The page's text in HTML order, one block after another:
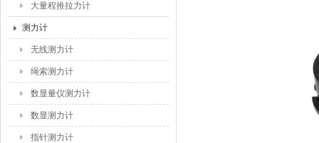
大量程推拉力计
测力计
无线测力计
绳索测力计
数显量仪测力计
数显测力计
指针测力计